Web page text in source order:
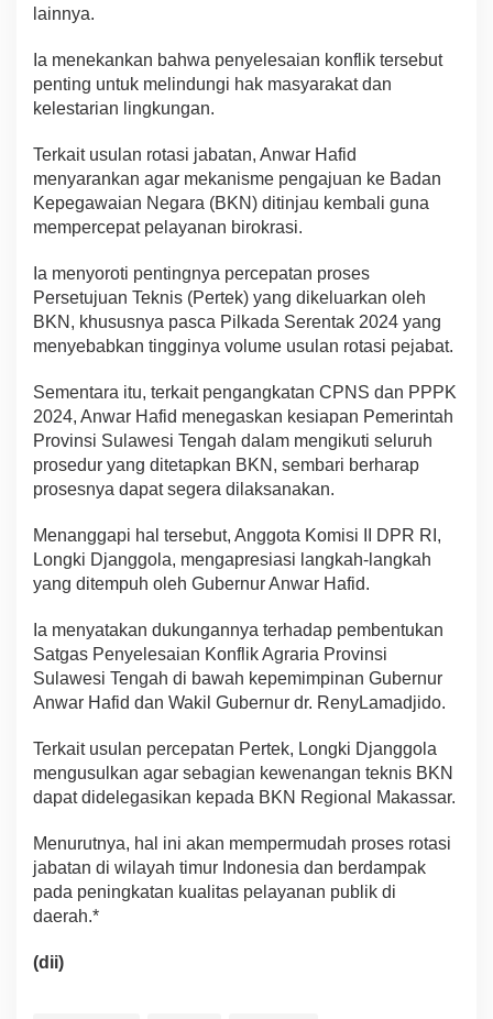
lainnya.
Ia menekankan bahwa penyelesaian konflik tersebut
penting untuk melindungi hak masyarakat dan
kelestarian lingkungan.
Terkait usulan rotasi jabatan, Anwar Hafid
menyarankan agar mekanisme pengajuan ke Badan
Kepegawaian Negara (BKN) ditinjau kembali guna
mempercepat pelayanan birokrasi.
Ia menyoroti pentingnya percepatan proses
Persetujuan Teknis (Pertek) yang dikeluarkan oleh
BKN, khususnya pasca Pilkada Serentak 2024 yang
menyebabkan tingginya volume usulan rotasi pejabat.
Sementara itu, terkait pengangkatan CPNS dan PPPK
2024, Anwar Hafid menegaskan kesiapan Pemerintah
Provinsi Sulawesi Tengah dalam mengikuti seluruh
prosedur yang ditetapkan BKN, sembari berharap
prosesnya dapat segera dilaksanakan.
Menanggapi hal tersebut, Anggota Komisi II DPR RI,
Longki Djanggola, mengapresiasi langkah-langkah
yang ditempuh oleh Gubernur Anwar Hafid.
Ia menyatakan dukungannya terhadap pembentukan
Satgas Penyelesaian Konflik Agraria Provinsi
Sulawesi Tengah di bawah kepemimpinan Gubernur
Anwar Hafid dan Wakil Gubernur dr. RenyLamadjido.
Terkait usulan percepatan Pertek, Longki Djanggola
mengusulkan agar sebagian kewenangan teknis BKN
dapat didelegasikan kepada BKN Regional Makassar.
Menurutnya, hal ini akan mempermudah proses rotasi
jabatan di wilayah timur Indonesia dan berdampak
pada peningkatan kualitas pelayanan publik di
daerah.*
(dii)